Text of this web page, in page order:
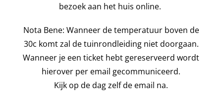
bezoek aan het huis online.
Nota Bene: Wanneer de temperatuur boven de
30c komt zal de tuinrondleiding niet doorgaan.
Wanneer je een ticket hebt gereserveerd wordt
hierover per email gecommuniceerd.
Kijk op de dag zelf de email na.